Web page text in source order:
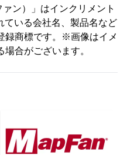
ン）」はインクリメント
いる会社名、製品名など
録商標です。※画像はイメ
合がございます。